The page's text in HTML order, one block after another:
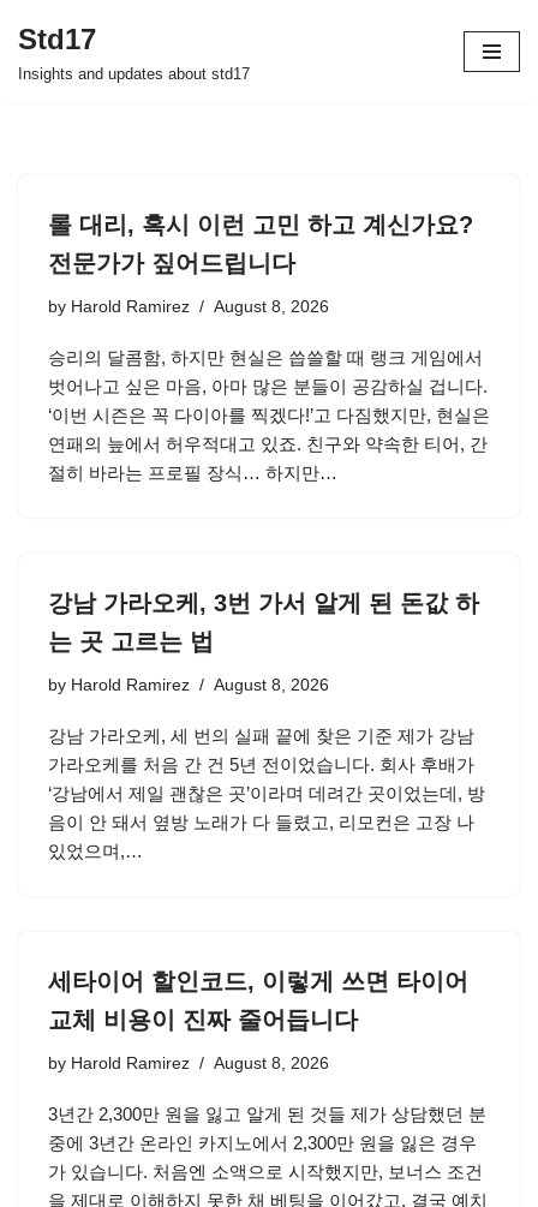
Skip
Std17
Insights and updates about std17
롤 대리, 혹시 이런 고민 하고 계신가요?
전문가가 짚어드립니다
by Harold Ramirez August 8, 2026
승리의 달콤함, 하지만 현실은 씁쓸할 때 랭크 게임에서
벗어나고 싶은 마음, 아마 많은 분들이 공감하실 겁니다.
‘이번 시즌은 꼭 다이아를 찍겠다!’고 다짐했지만, 현실은
연패의 늪에서 허우적대고 있죠. 친구와 약속한 티어, 간
절히 바라는 프로필 장식… 하지만…
강남 가라오케, 3번 가서 알게 된 돈값 하
는 곳 고르는 법
by Harold Ramirez August 8, 2026
강남 가라오케, 세 번의 실패 끝에 찾은 기준 제가 강남
가라오케를 처음 간 건 5년 전이었습니다. 회사 후배가
‘강남에서 제일 괜찮은 곳’이라며 데려간 곳이었는데, 방
음이 안 돼서 옆방 노래가 다 들렸고, 리모컨은 고장 나
있었으며,…
세타이어 할인코드, 이렇게 쓰면 타이어
교체 비용이 진짜 줄어듭니다
by Harold Ramirez August 8, 2026
3년간 2,300만 원을 잃고 알게 된 것들 제가 상담했던 분
중에 3년간 온라인 카지노에서 2,300만 원을 잃은 경우
가 있습니다. 처음엔 소액으로 시작했지만, 보너스 조건
을 제대로 이해하지 못한 채 베팅을 이어갔고, 결국 예치